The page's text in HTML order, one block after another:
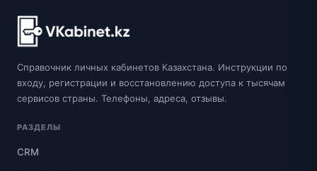
Справочник личных кабинетов Казахстана. Инструкции по
входу, регистрации и восстановлению доступа к тысячам
сервисов страны. Телефоны, адреса, отзывы.
РАЗДЕЛЫ
CRM